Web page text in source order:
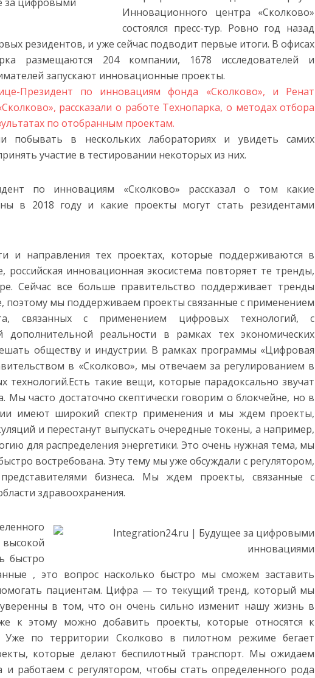
Инновационного центра «Сколково»
состоялся пресс-тур. Ровно год назад
резидентов, и уже сейчас подводит первые итоги. В офисах
размещаются 204 компании, 1678 исследователей и
запускают инновационные проекты.
Президент по инновациям фонда «Сколково», и Ренат
рассказали о работе Технопарка, о методах отбора
по отобранным проектам.
побывать в нескольких лабораториях и увидеть самих
участие в тестировании некоторых из них.
по инновациям «Сколково» рассказал о том какие
в 2018 году и какие проекты могут стать резидентами
и направления тех проектах, которые поддерживаются в
российская инновационная экосистема повторяет те тренды,
Сейчас все больше правительство поддерживает тренды
поэтому мы поддерживаем проекты связанные с применением
связанных с применением цифровых технологий, с
дополнительной реальности в рамках тех экономических
обществу и индустрии. В рамках программы «Цифровая
в «Сколково», мы отвечаем за регулированием в
технологий.Есть такие вещи, которые парадоксально звучат
Мы часто достаточно скептически говорим о блокчейне, но в
имеют широкий спектр применения и мы ждем проекты,
и перестанут выпускать очередные токены, а например,
для распределения энергетики. Это очень нужная тема, мы
востребована. Эту тему мы уже обсуждали с регулятором,
бизнеса. Мы ждем проекты, связанные с
здравоохранения.
быстро
, это вопрос насколько быстро мы сможем заставить
пациентам. Цифра — то текущий тренд, который мы
в том, что он очень сильно изменит нашу жизнь в
к этому можно добавить проекты, которые относятся к
Уже по территории Сколково в пилотном режиме бегает
которые делают беспилотный транспорт. Мы ожидаем
и работаем с регулятором, чтобы стать определенного рода